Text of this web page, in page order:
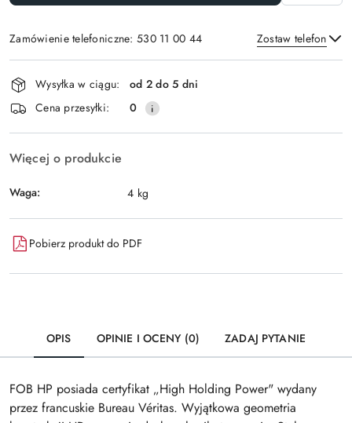
Zamówienie telefoniczne: 530 11 00 44 Zostaw telefon
Wyślij
Dostępność
i
dostawa
Wysyłka w ciągu:
od 2 do 5 dni
Cena przesyłki:
0
Więcej o produkcie
Waga: 4 kg
Pobierz produkt do PDF
OPIS OPINIE I OCENY (0) ZADAJ PYTANIE
FOB HP posiada certyfikat „High Holding Power" wydany
przez francuskie Bureau Véritas. Wyjątkowa geometria